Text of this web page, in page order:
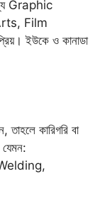
Graphic
Film
ইউকে ও কানাডা
কারিগরি বা
যেমন: